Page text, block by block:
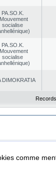
PA.SO.K.
socialise
PA.SO.K.
socialise
DΙMOKRATIA
comme